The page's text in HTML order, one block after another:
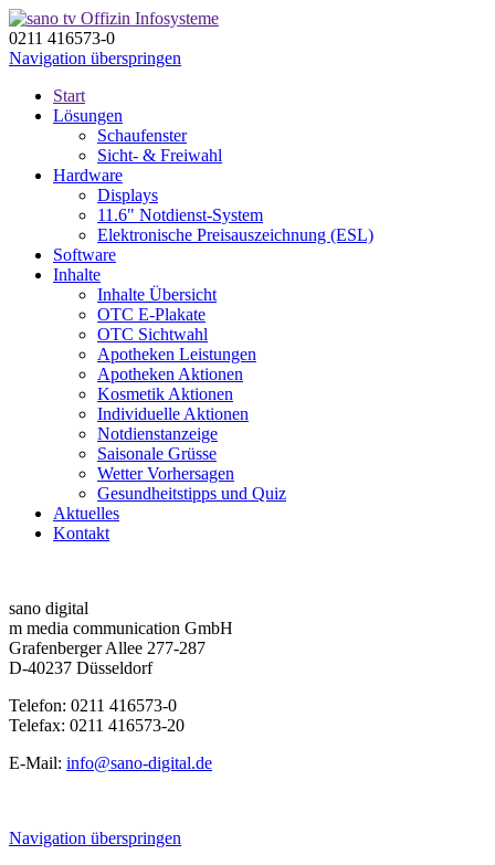
0211 416573-0
Navigation überspringen
Start
Lösungen
Schaufenster
Sicht- & Freiwahl
Hardware
Displays
11.6" Notdienst-System
Elektronische Preisauszeichnung (ESL)
Software
Inhalte
Inhalte Übersicht
OTC E-Plakate
OTC Sichtwahl
Apotheken Leistungen
Apotheken Aktionen
Kosmetik Aktionen
Individuelle Aktionen
Notdienstanzeige
Saisonale Grüsse
Wetter Vorhersagen
Gesundheitstipps und Quiz
Aktuelles
Kontakt
sano digital
m media communication GmbH
Grafenberger Allee 277-287
D-40237 Düsseldorf
Telefon: 0211 416573-0
Telefax: 0211 416573-20
E-Mail: info@sano-digital.de
Navigation überspringen